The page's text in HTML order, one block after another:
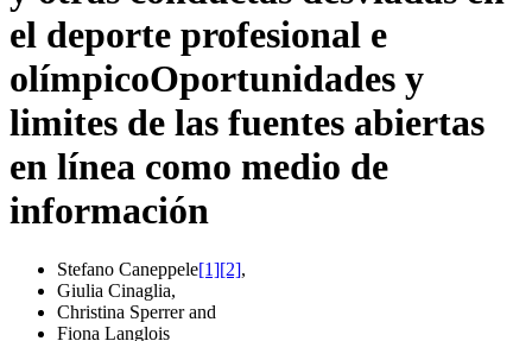
el deporte profesional e
olímpicoOportunidades y
limites de las fuentes abiertas
en línea como medio de
información
Stefano Caneppele[1][2],
Giulia Cinaglia,
Christina Sperrerand
Fiona Langlois